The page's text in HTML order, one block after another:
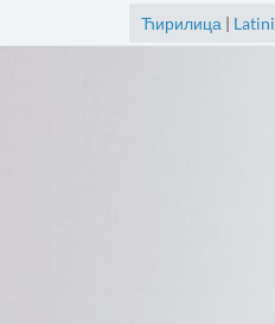
Ћирилица |